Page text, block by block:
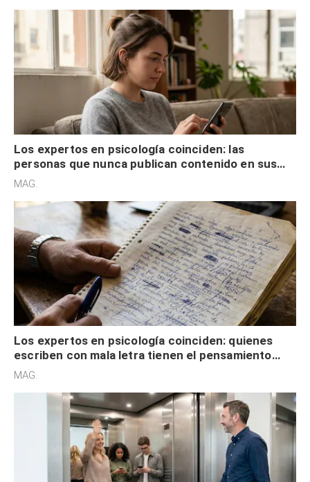
Los expertos en psicología coinciden: las
personas que nunca publican contenido en sus
redes sociales no pretenden buscar validación
MAG.
Los expertos en psicología coinciden: quienes
escriben con mala letra tienen el pensamiento
acelerado y no lo hacen por desinterés
MAG.